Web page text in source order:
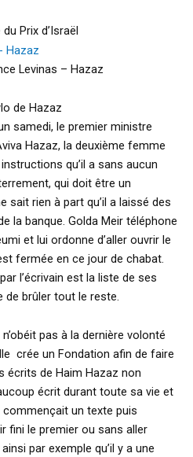
Prix d’Israël
Levinas – Hazaz
de Hazaz
samedi, le premier ministre
Hazaz, la deuxième femme
qu’il a sans aucun
qui doit être un
sait rien à part qu’il a laissé des
la banque. Golda Meir téléphone
et lui ordonne d’aller ouvrir le
fermée en ce jour de chabat.
l’écrivain est la liste de ses
de brûler tout le reste.
pas à la dernière volonté
crée un Fondation afin de faire
écrits de Haim Hazaz non
écrit durant toute sa vie et
un texte puis
fini le premier ou sans aller
par exemple qu’il y a une